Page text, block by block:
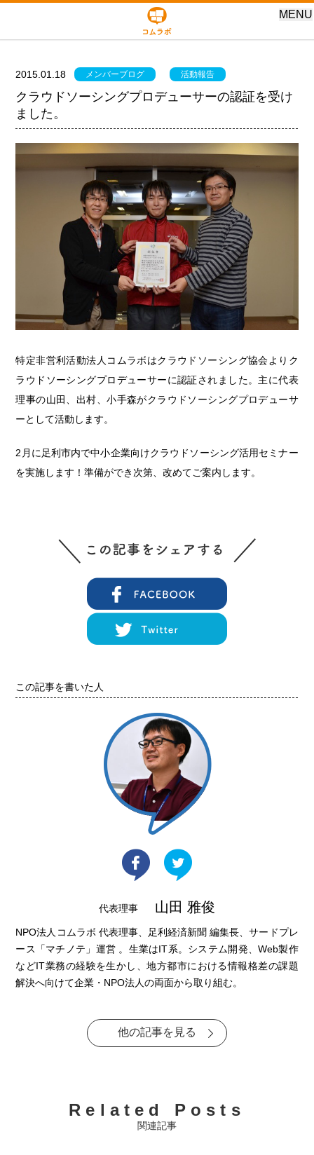
MENU
2015.01.18 メンバーブログ 活動報告
クラウドソーシングプロデューサーの認証を受け
ました。
特定非営利活動法人コムラボはクラウドソーシング協会よりク
ラウドソーシングプロデューサーに認証されました。主に代表
理事の山田、出村、小手森がクラウドソーシングプロデューサ
ーとして活動します。
2月に足利市内で中小企業向けクラウドソーシング活用セミナー
を実施します！準備ができ次第、改めてご案内します。
この記事を書いた人
代表理事 山田 雅俊
NPO法人コムラボ 代表理事、足利経済新聞 編集長、サードプレ
ース「マチノテ」運営 。生業はIT系。システム開発、Web製作
などIT業務の経験を生かし、地方都市における情報格差の課題
解決へ向けて企業・NPO法人の両面から取り組む。
他の記事を見る
Related Posts
関連記事